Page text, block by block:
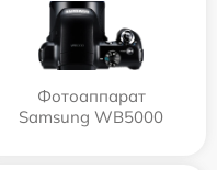
Фотоаппарат
Samsung WB5000